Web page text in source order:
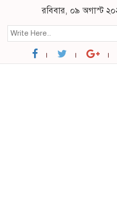
রবিবার, ০৯ অগাস্ট